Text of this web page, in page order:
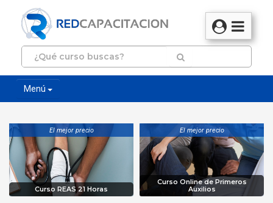
Menú
El mejor precio
Curso REAS 21 Horas
El mejor precio
Curso Online de Primeros
Auxilios